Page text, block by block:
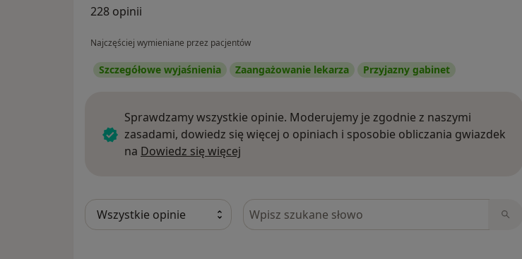
228 opinii
Najczęściej wymieniane przez pacjentów
Szczegółowe wyjaśnienia Zaangażowanie lekarza Przyjazny gabinet
Sprawdzamy wszystkie opinie. Moderujemy je zgodnie z naszymi
zasadami, dowiedz się więcej o opiniach i sposobie obliczania gwiazdek
na Dowiedz się więcej
Szukaj w opiniach